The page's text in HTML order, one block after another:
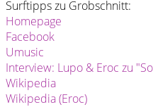
Surftipps zu Grobschnitt:
Homepage
Facebook
Umusic
Interview: Lupo & Eroc zu
Wikipedia
Wikipedia (Eroc)